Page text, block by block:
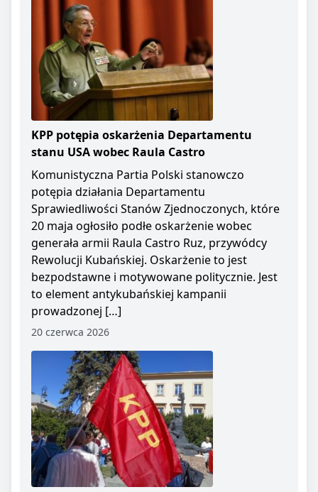
KPP potępia oskarżenia Departamentu
stanu USA wobec Raula Castro
Komunistyczna Partia Polski stanowczo
potępia działania Departamentu
Sprawiedliwości Stanów Zjednoczonych, które
20 maja ogłosiło podłe oskarżenie wobec
generała armii Raula Castro Ruz, przywódcy
Rewolucji Kubańskiej. Oskarżenie to jest
bezpodstawne i motywowane politycznie. Jest
to element antykubańskiej kampanii
prowadzonej […]
20 czerwca 2026